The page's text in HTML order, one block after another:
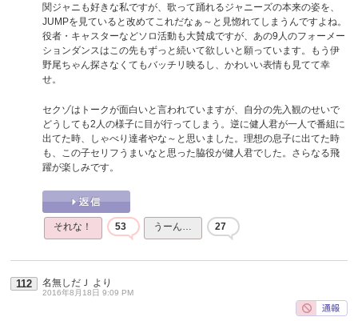
関ジャニも好きな私ですが、歌って踊れるジャニーズの本来の姿を、
JUMPを見ていると改めてこれだなぁ～と見惚れてしまうんですよね。
役者・キャスターなどソロ活動も大賛成ですが、あの9人のフォーメー
ションダンスはこの先もずっと続いて欲しいと願っています。もう伊
野尾ちゃん探さなくてもバッチリ映るし、かわいい表情も見てて幸
せ。
セクゾはトークが面白いと言われていますが、自分の先入観のせいで
どうしても2人の様子に目が行ってしまう。逆に健人君が一人で番組に
出てた時、しゃべり達者やな～と思いました。理想の息子に出てた時
も、この子セリフうまいなと思った脇役が健人君でした。さらなる飛
躍が楽しみです。
それな！ 53 うーん… 27
112 名無しだＪ より
2016年8月18日 9:09 PM